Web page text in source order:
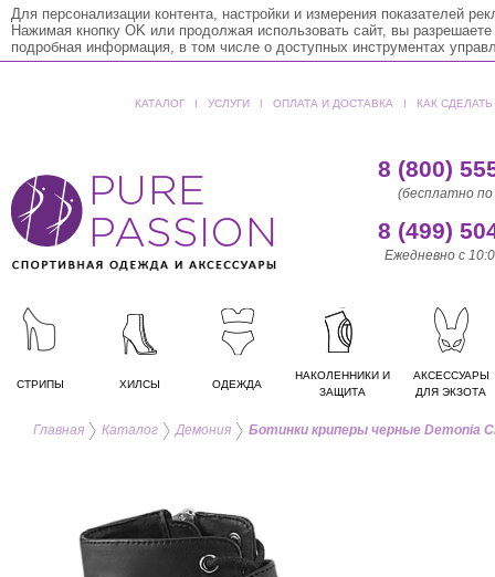
Для персонализации контента, настройки и измерения показателей
Нажимая кнопку OK или продолжая использовать сайт, вы
подробная информация, в том числе о доступных инструментах
КАТАЛОГ ǀ УСЛУГИ ǀ ОПЛАТА И ДОСТАВКА ǀ КАК СДЕЛАТЬ
8 (800)
(бесплатно по
8 (499)
Ежедневно с
СТРИПЫ
ЧЕТВЕРКИ
ПЯТЕРКИ
ХИЛСЫ ОДЕЖДА
НАКОЛЕННИКИ И
ЗАЩИТА
АКСЕССУАРЫ
ДЛЯ ЭКЗОТА
Главная Каталог Демония Ботинки криперы черные Demonia